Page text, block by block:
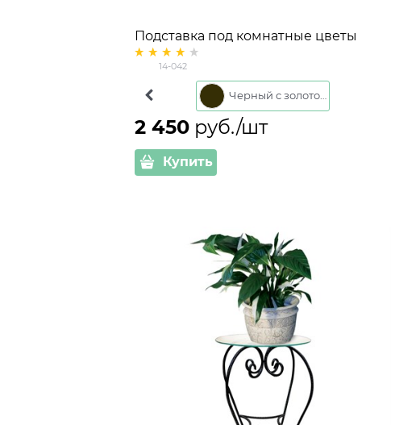
Подставка под комнатные цветы
14-042
Белое золото Черный с золотом
2 450 руб./шт
Купить